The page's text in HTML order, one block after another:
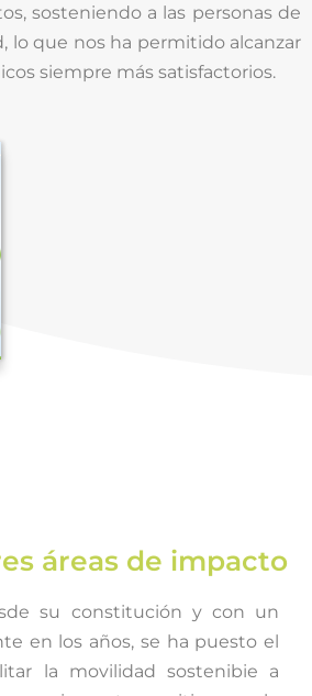
sosteniendo a las personas de
lo que nos ha permitido alcanzar
siempre más satisfactorios.
áreas de impacto
su constitución y con un
en los años, se ha puesto el
la movilidad sostenibie a